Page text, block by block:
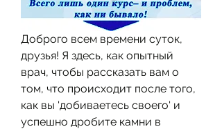
Доброго всем времени суток,
друзья! Я здесь, как опытный
врач, чтобы рассказать вам о
том, что происходит после того,
как вы 'добиваетесь своего' и
успешно дробите камни в